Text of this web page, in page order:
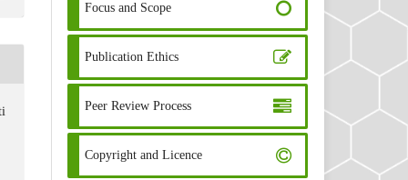
Focus and Scope
Publication Ethics
Peer Review Process
Copyright and Licence